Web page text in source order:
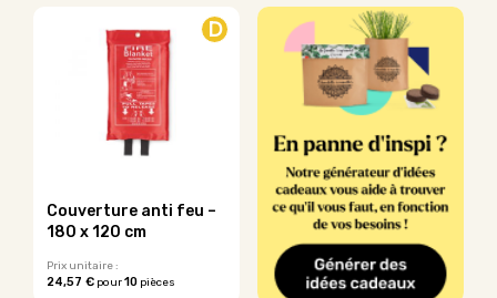
plusieurs
variations.
peuvent
sur
la
du
produit
produit
plusieurs
variations.
peuvent
choisies
sur
page
du
produit
D
Couverture anti feu –
180 x 120 cm
Prix unitaire :
24,57 € pour10 pièces